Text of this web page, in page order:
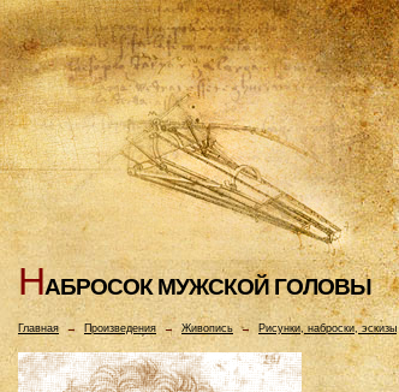
НАБРОСОК МУЖСКОЙ ГОЛОВЫ
Главная→ Произведения → Живопись → Рисунки, наброски, эскизы